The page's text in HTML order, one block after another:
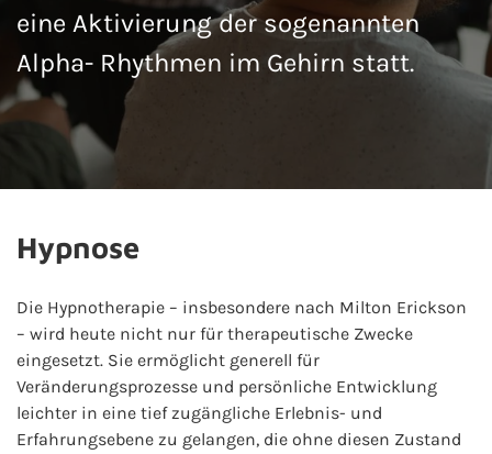
eine Aktivierung der sogenannten
Alpha- Rhythmen im Gehirn statt.
Hypnose
Die Hypnotherapie – insbesondere nach Milton Erickson
– wird heute nicht nur für therapeutische Zwecke
eingesetzt. Sie ermöglicht generell für
Veränderungsprozesse und persönliche Entwicklung
leichter in eine tief zugängliche Erlebnis- und
Erfahrungsebene zu gelangen, die ohne diesen Zustand